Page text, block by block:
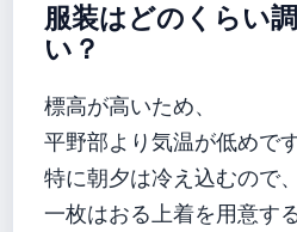
服装はどのくらい
い？
標高が高いため、
平野部より気温が低めです
特に朝夕は冷え込むので、
一枚はおる上着を用意す